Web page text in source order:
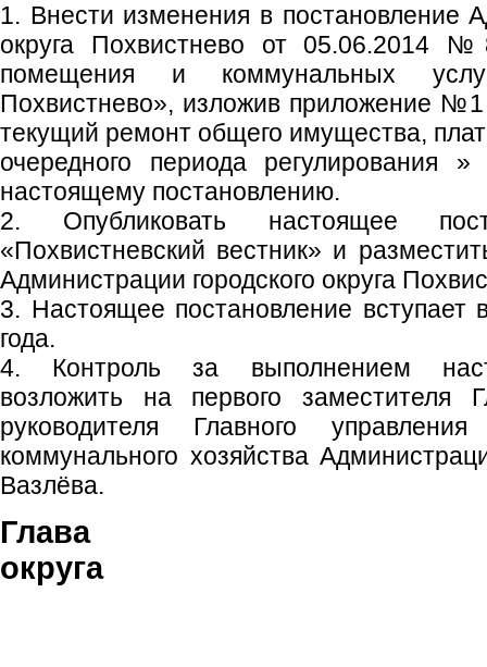
1. Внести изменения в постановление
округа Похвистнево от 05.06.2014
помещения и коммунальных
Похвистнево», изложив приложение
текущий ремонт общего имущества,
очередного периода регулирования
настоящему постановлению.
2. Опубликовать настоящее
«Похвистневский вестник» и
Администрации городского округа
3. Настоящее постановление вступает
года.
4. Контроль за выполнением
возложить на первого заместителя
руководителя Главного
коммунального хозяйства
Вазлёва.
Глава
округа В.М.